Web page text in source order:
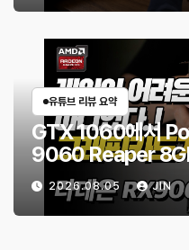
유튜브 리뷰 요약
GTX 1060에서
9060 Reaper
링·몬스터 헌터 와
2026.08.05 JIN